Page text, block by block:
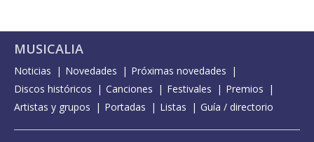
MUSICALIA
Noticias Novedades
Próximas novedades
Discos históricos
Canciones Festivales
Premios
Artistas y grupos
Portadas Listas Guía / directorio